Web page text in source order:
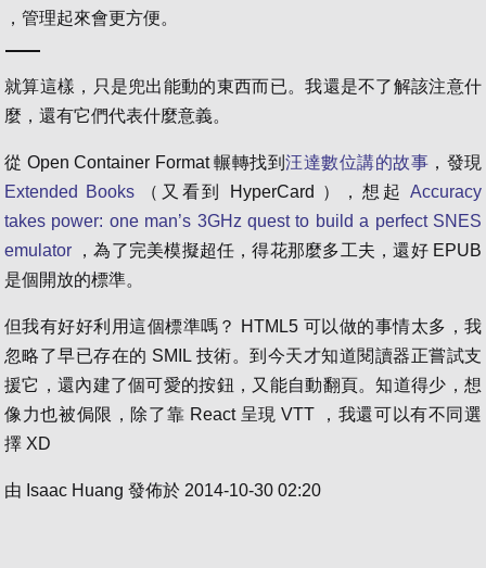
，管理起來會更方便。
就算這樣，只是兜出能動的東西而已。我還是不了解該注意什
麼，還有它們代表什麼意義。
從 Open Container Format 輾轉找到汪達數位講的故事 ，發現
Extended Books（又看到 HyperCard ），想起Accuracy
takes power: one man’s 3GHz quest to build a perfect SNES
emulator ，為了完美模擬超任，得花那麼多工夫，還好 EPUB
是個開放的標準。
但我有好好利用這個標準嗎？ HTML5 可以做的事情太多，我
忽略了早已存在的 SMIL 技術。到今天才知道閱讀器正嘗試支
援它，還內建了個可愛的按鈕，又能自動翻頁。知道得少，想
像力也被侷限，除了靠 React 呈現 VTT ，我還可以有不同選
擇 XD
由 Isaac Huang 發佈於 2014-10-30 02:20